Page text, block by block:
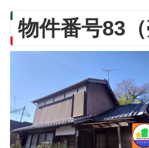
物件番号83（